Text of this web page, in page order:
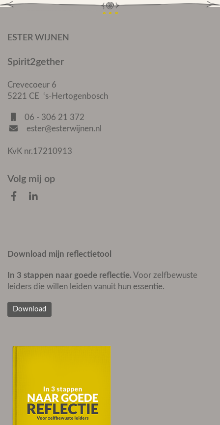
ESTER WIJNEN
Spirit2gether
Crevecoeur 6
5221 CE ‘s-Hertogenbosch
06 - 306 21 372
ester@esterwijnen.nl
KvK nr.17210913
Volg mij op
Download mijn reflectietool
In 3 stappen naar goede reflectie. Voor zelfbewuste
leiders die willen leiden vanuit hun essentie.
Download